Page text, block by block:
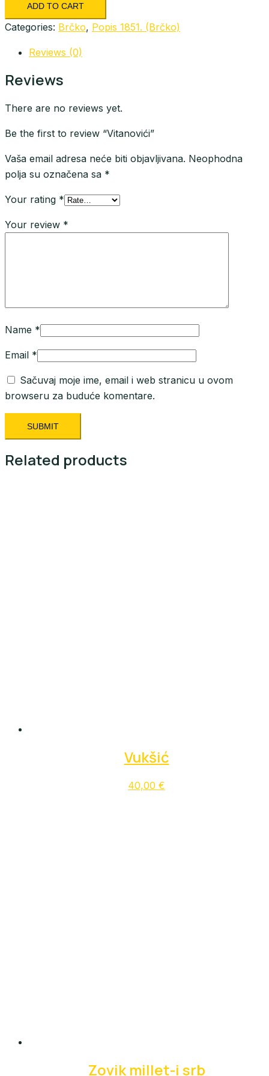
ADD TO CART
Categories: Brčko, Popis 1851. (Brčko)
Reviews (0)
Reviews
There are no reviews yet.
Be the first to review “Vitanovići”
Vaša email adresa neće biti objavljivana. Neophodna
polja su označena sa *
Your rating *
Your review *
Name *
Email *
Sačuvaj moje ime, email i web stranicu u ovom
browseru za buduće komentare.
Related products
Vukšić
40,00 €
Zovik millet-i srb